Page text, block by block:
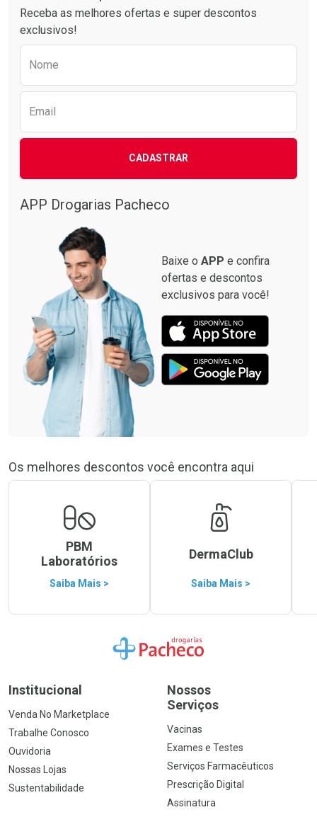
Receba as melhores ofertas e super descontos
exclusivos!
Nome
Email
CADASTRAR
APP Drogarias Pacheco
Baixe o APP e confira
ofertas e descontos
exclusivos para você!
Os melhores descontos você encontra aqui
PBM
Laboratórios
Saiba Mais >
DermaClub
Saiba Mais >
Ir para a Home
Institucional
Venda No Marketplace
Trabalhe Conosco
Ouvidoria
Nossas Lojas
Sustentabilidade
Nossos
Serviços
Vacinas
Exames e Testes
Serviços Farmacêuticos
Prescrição Digital
Assinatura